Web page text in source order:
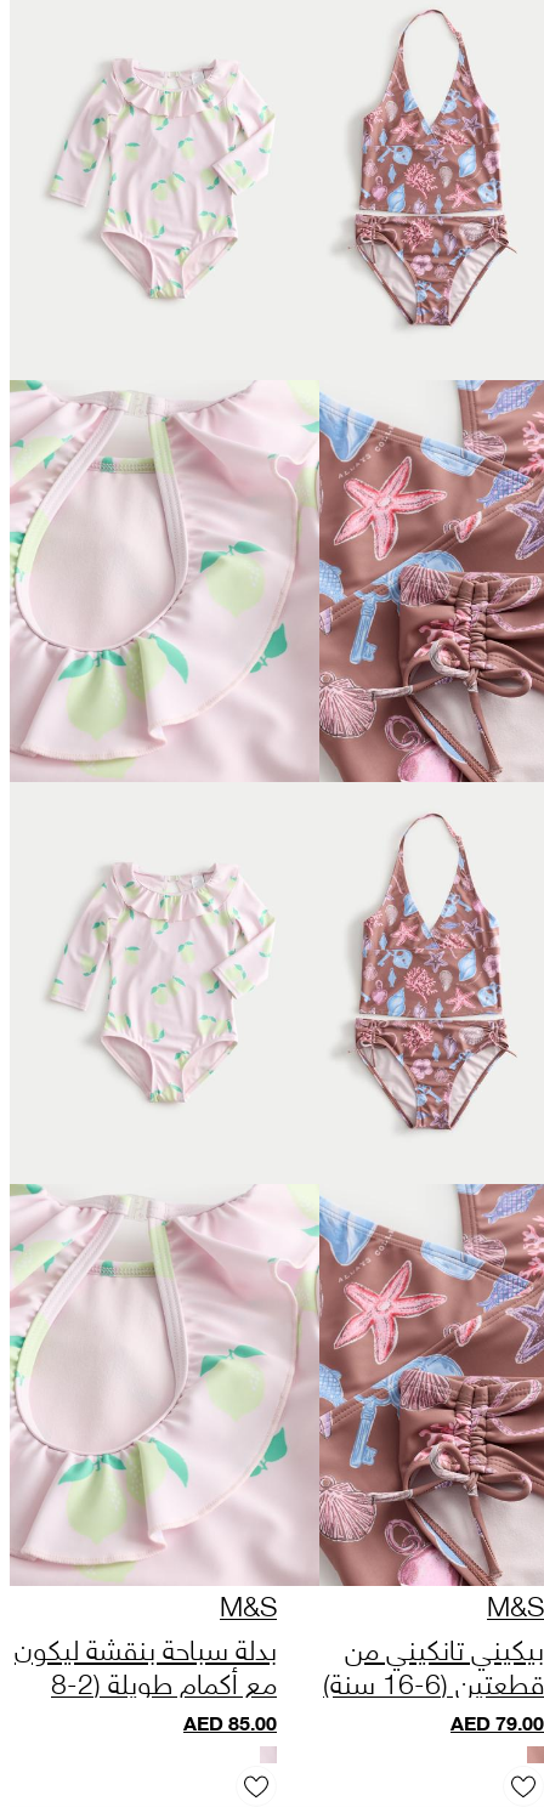
M&S
بيكيني تانكيني من
قطعتين (6-16 سنة)
AED79.00
M&S
بدلة سباحة بنقشة ليكون
مع أكمام طويلة (2-8
سنوات)
AED85.00